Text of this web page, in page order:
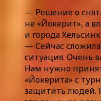
— Решение о
не «Йокерит», а
и города
— Сейчас
ситуация. Очень
Нам нужно
«Йокерита» с
защитить людей.